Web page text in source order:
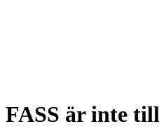
FASS är inte